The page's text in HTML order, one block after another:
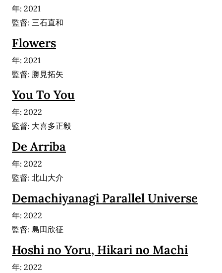
年: 2021
監督: 三石直和
Flowers
年: 2021
監督: 勝見拓矢
You To You
年: 2022
監督: 大喜多正毅
De Arriba
年: 2022
監督: 北山大介
Demachiyanagi Parallel Universe
年: 2022
監督: 島田欣征
Hoshi no Yoru, Hikari no Machi
年: 2022